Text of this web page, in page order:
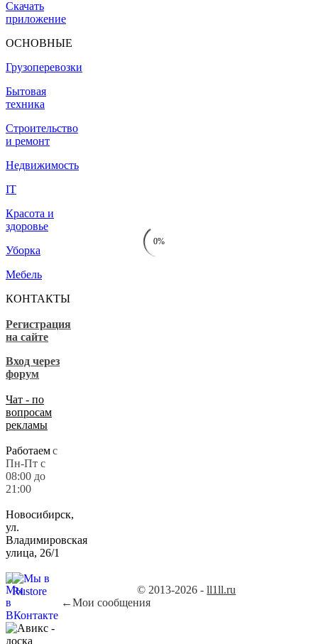
0%
Скачать
приложение
ОСНОВНЫЕ
Грузоперевозки
Бытовая
техника
Строительство
и ремонт
Недвижимость
IT
Красота и
здоровье
Уборка
Мебель
КОНТАКТЫ
Регистрация
на сайте
Вход через
форум
Чат - по
вопросам
рекламы
Работаемс
Пн-Пт с
08:00 до
21:00
Новосибирск,
ул.
Владимировская
улица, 26/1
© 2013-2026 -ll1ll.ru
←Мои сообщения